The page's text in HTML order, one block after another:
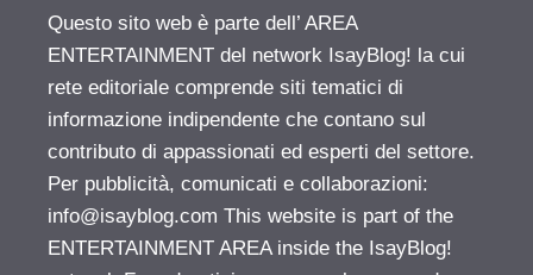
Questo sito web è parte dell’ AREA
ENTERTAINMENT del network IsayBlog! la cui
rete editoriale comprende siti tematici di
informazione indipendente che contano sul
contributo di appassionati ed esperti del settore.
Per pubblicità, comunicati e collaborazioni:
info@isayblog.com This website is part of the
ENTERTAINMENT AREA inside the IsayBlog!